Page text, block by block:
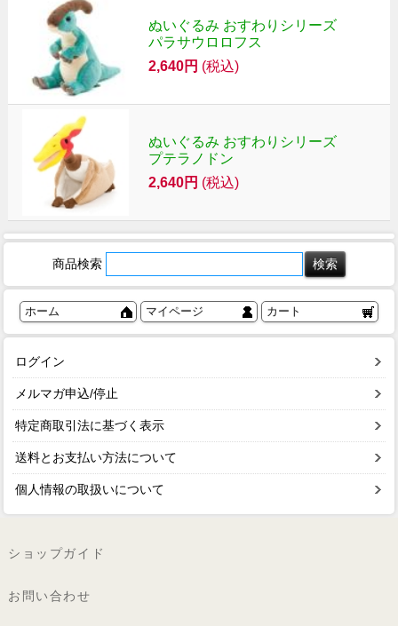
ぬいぐるみ おすわりシリーズ
パラサウロロフス
2,640円 (税込)
ぬいぐるみ おすわりシリーズ
プテラノドン
2,640円 (税込)
商品検索
ホーム マイページ カート
ログイン
メルマガ申込/停止
特定商取引法に基づく表示
送料とお支払い方法について
個人情報の取扱いについて
ショップガイド
お問い合わせ